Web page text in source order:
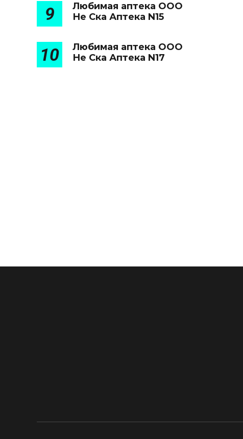
9
Любимая аптека ООО
Не Ска Аптека N15
10
Любимая аптека ООО
Не Ска Аптека N17